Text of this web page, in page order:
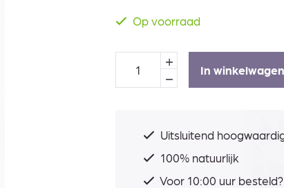
Op voorraad
In winkelwagen
Uitsluitend
100% natuurlijk
Voor 10:00 uur